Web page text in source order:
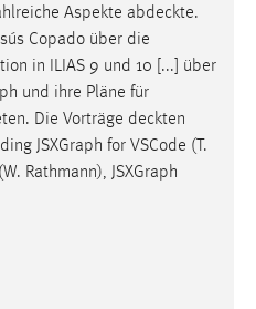
Aspekte abdeckte.
Copado über die
in ILIAS 9 und 10 [...] über
und ihre Pläne für
Die Vorträge deckten
JSXGraph for VSCode (T.
Rathmann), JSXGraph